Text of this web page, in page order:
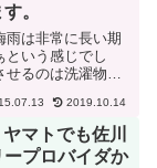
。
雨は非常に長い期
という感じでし
るのは洗濯物の
も気持ちいいので
家の場合は浴室乾
生乾き...
2019.10.14
マトでも佐川
プロバイダか